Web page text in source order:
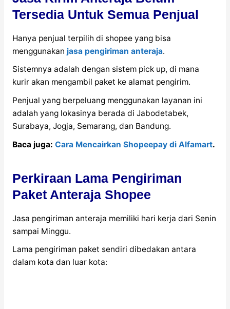
Tersedia Untuk Semua Penjual
Hanya penjual terpilih di shopee yang bisa
menggunakan jasa pengiriman anteraja.
Sistemnya adalah dengan sistem pick up, di mana
kurir akan mengambil paket ke alamat pengirim.
Penjual yang berpeluang menggunakan layanan ini
adalah yang lokasinya berada di Jabodetabek,
Surabaya, Jogja, Semarang, dan Bandung.
Baca juga: Cara Mencairkan Shopeepay di Alfamart.
Perkiraan Lama Pengiriman
Paket Anteraja Shopee
Jasa pengiriman anteraja memiliki hari kerja dari Senin
sampai Minggu.
Lama pengiriman paket sendiri dibedakan antara
dalam kota dan luar kota: